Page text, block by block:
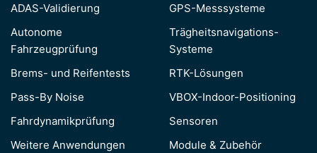
ADAS-Validierung
Autonome
Fahrzeugprüfung
Brems- und Reifentests
Pass-By Noise
Fahrdynamikprüfung
Weitere Anwendungen
GPS-Messsysteme
Trägheitsnavigations-
Systeme
RTK-Lösungen
VBOX-Indoor-Positioning
Sensoren
Module & Zubehör